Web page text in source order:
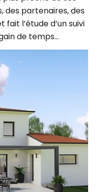
l’étude d’un suivi
de temps…